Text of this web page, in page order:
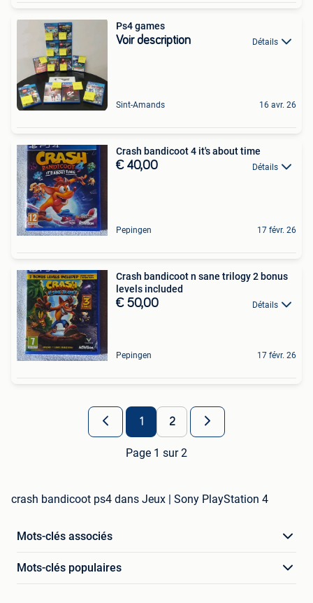
Ps4 games
Voir description Détails
Sint-Amands 16 avr. 26
Crash bandicoot 4 it's about time
€ 40,00 Détails
Pepingen 17 févr. 26
Crash bandicoot n sane trilogy 2 bonus
levels included
€ 50,00 Détails
Pepingen 17 févr. 26
1 2
Page 1 sur 2
crash bandicoot ps4 dans Jeux | Sony PlayStation 4
Mots-clés associés
Mots-clés populaires